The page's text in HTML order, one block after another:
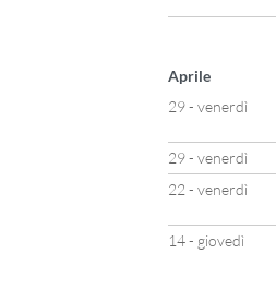
Aprile
29 - venerdì
29 - venerdì
22 - venerdì
14 - giovedì